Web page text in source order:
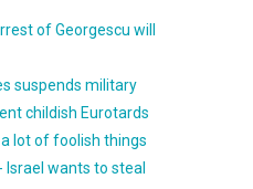
of Georgescu will
suspends military
childish Eurotards
lot of foolish things
Israel wants to steal